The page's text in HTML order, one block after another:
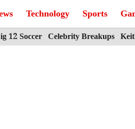
Technology Sports
12 Soccer Celebrity Breakups